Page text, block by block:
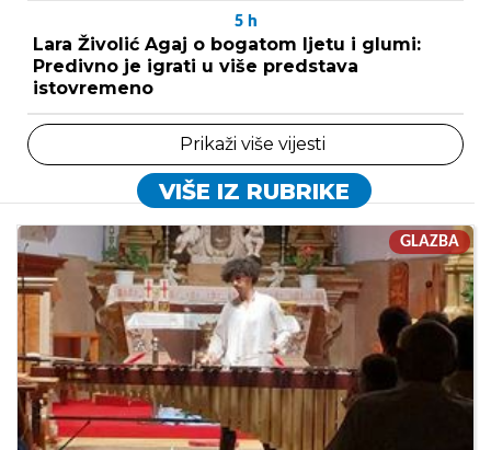
5 h
Lara Živolić Agaj o bogatom ljetu i glumi:
Predivno je igrati u više predstava
istovremeno
Prikaži više vijesti
VIŠE IZ RUBRIKE
GLAZBA